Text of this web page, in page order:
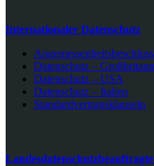
Internationaler Datenschutz
Angemessenheitsbeschluss
Datenschutz –
Datenschutz – USA
Datenschutz – Italien
Standardvertragsklauseln